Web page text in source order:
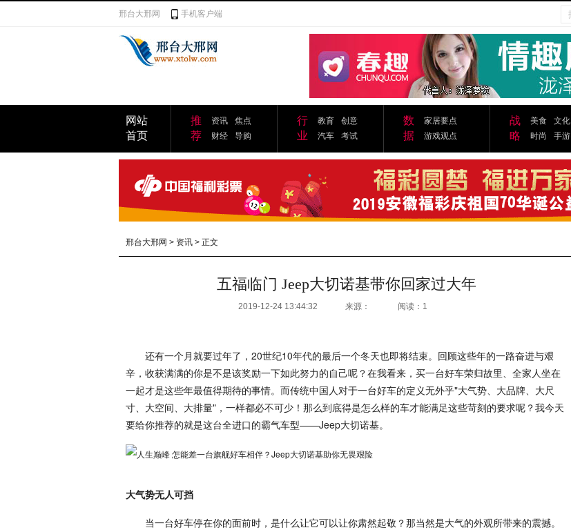
邢台大邢网 手机客户端
网站
首页
推
荐
资讯
焦点
财经
导购
行
业
教育
创意
汽车
考试
数
据
家居要点
游戏观点
战
略
美食
文化
时尚
手游
邢台大邢网 > 资讯 > 正文
五福临门 Jeep大切诺基带你回家过大年
2019-12-24 13:44:32 来源： 阅读：1
还有一个月就要过年了，20世纪10年代的最后一个冬天也即将结束。回顾这些年的一路奋进与艰
辛，收获满满的你是不是该奖励一下如此努力的自己呢？在我看来，买一台好车荣归故里、全家人坐在
一起才是这些年最值得期待的事情。而传统中国人对于一台好车的定义无外乎"大气势、大品牌、大尺
寸、大空间、大排量"，一样都必不可少！那么到底得是怎么样的车才能满足这些苛刻的要求呢？我今天
要给你推荐的就是这台全进口的霸气车型——Jeep大切诺基。
大气势无人可挡
当一台好车停在你的面前时，是什么让它可以让你肃然起敬？那当然是大气的外观所带来的震撼。